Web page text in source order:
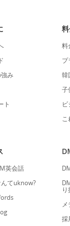
み
ト
料
プ
韓
子
こ
英会話
てuknow?
採